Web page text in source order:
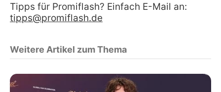
Tipps für Promiflash? Einfach E-Mail an:
tipps@promiflash.de
Weitere Artikel zum Thema